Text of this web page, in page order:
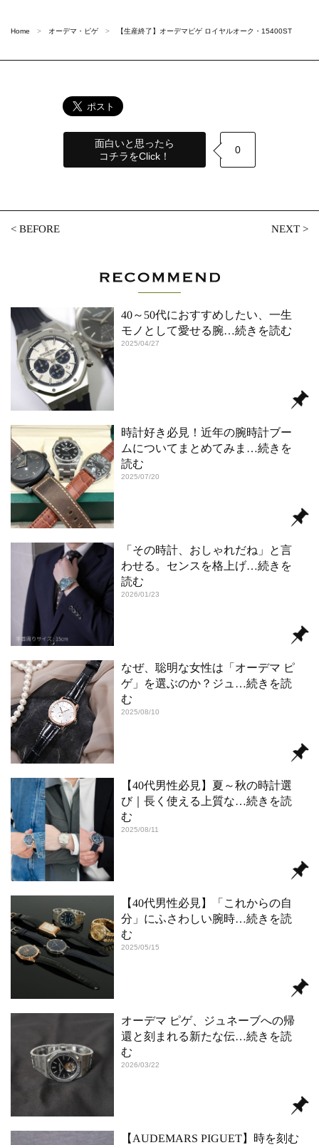
Home オーデマ・ピゲ 【生産終了】オーデマピゲ ロイヤルオーク・15400ST
面白いと思ったら
コチラをClick！
0
<BEFORE NEXT>
40～50代におすすめしたい、一生
モノとして愛せる腕…続きを読む
2025/04/27
時計好き必見！近年の腕時計ブー
ムについてまとめてみま …続きを
読む
2025/07/20
「その時計、おしゃれだね」と言
わせる。センスを格上げ…続きを
読む
2026/01/23
なぜ、聡明な女性は「オーデマ ピ
ゲ」を選ぶのか？ジュ …続きを読
む
2025/08/10
【40代男性必見】夏～秋の時計選
び｜長く使える上質な…続きを読
む
2025/08/11
【40代男性必見】「これからの自
分」にふさわしい腕時…続きを読
む
2025/05/15
オーデマ ピゲ、ジュネーブへの帰
還と刻まれる新たな伝…続きを読
む
2026/03/22
【AUDEMARS PIGUET】時を刻む